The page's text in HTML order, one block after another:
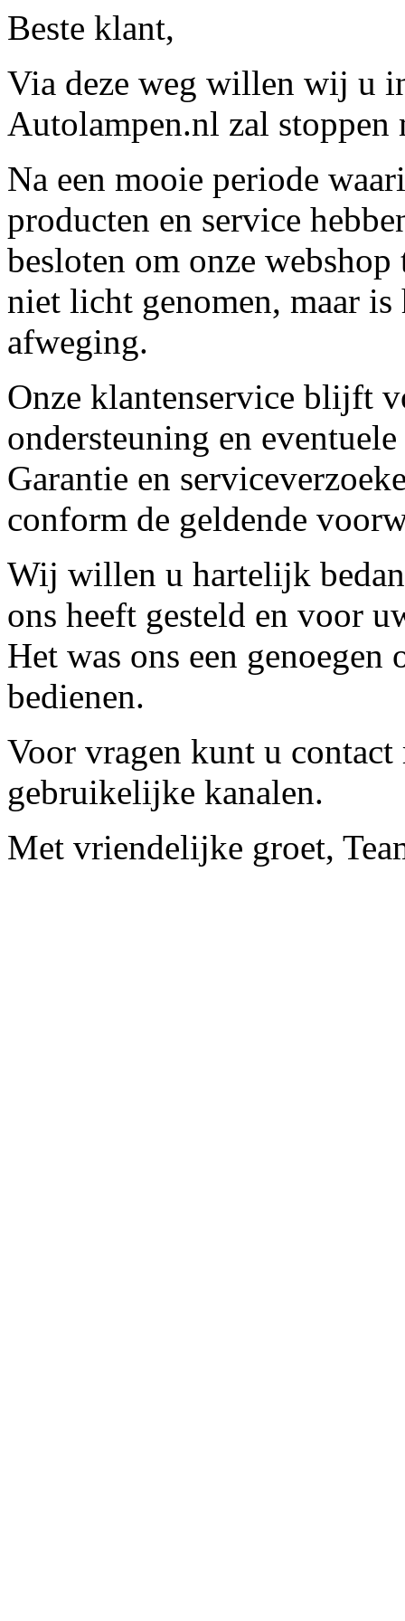
Beste klant,
Via deze weg willen wij u
Autolampen.nl zal stoppen
Na een mooie periode
producten en service
besloten om onze
niet licht genomen, maar
afweging.
Onze klantenservice blijft
ondersteuning en
Garantie en
conform de geldende
Wij willen u hartelijk
ons heeft gesteld en voor
Het was ons een
bedienen.
Voor vragen kunt u contact
gebruikelijke kanalen.
Met vriendelijke groet,